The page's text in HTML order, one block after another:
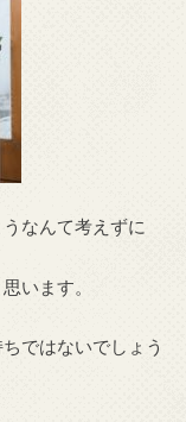
なんて考えずに
います。
ではないでしょう